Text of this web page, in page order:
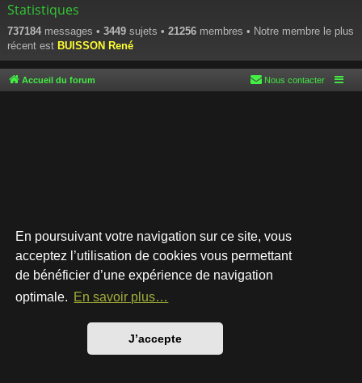
En poursuivant votre navigation sur ce site, vous
acceptez l’utilisation de cookies vous permettant
de bénéficier d’une expérience de navigation
optimale. En savoir plus…
J’accepte
Statistiques
737184 messages • 3449 sujets • 21256 membres • Notre membre le plus
récent est BUISSON René
Accueil du forum Nous contacter
Développé parphpBB® Forum Software © phpBB Limited
Style par
Traduction française officielle